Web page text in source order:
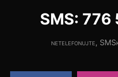
SMS: 776
netelefonujte,